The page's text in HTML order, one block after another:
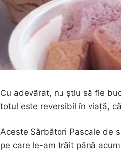
Cu adevărat, nu știu să fie
totul este reversibil în viață,
Aceste Sărbători Pascale de
pe care le-am trăit până